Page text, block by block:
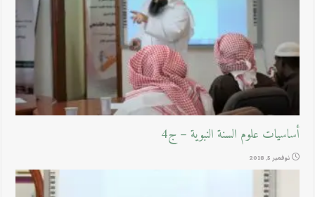
أساسيات علوم السنة النبوية – ج4
نوفمبر 5, 2018